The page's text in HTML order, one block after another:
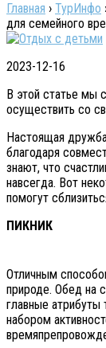
Главная › ТурИнфо
для семейного
2023-12-16
В этой статье мы
осуществить со
Настоящая
благодаря
знают, что
навсегда. Вот
помогут
ПИКНИК
Отличным
природе. Обед на
главные
набором